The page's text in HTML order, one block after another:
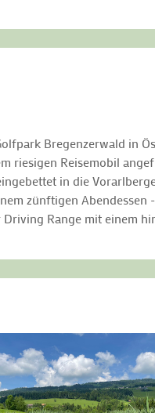
Bregenzerwald in
riesigen Reisemobil
in die
zünftigen
Range mit einem